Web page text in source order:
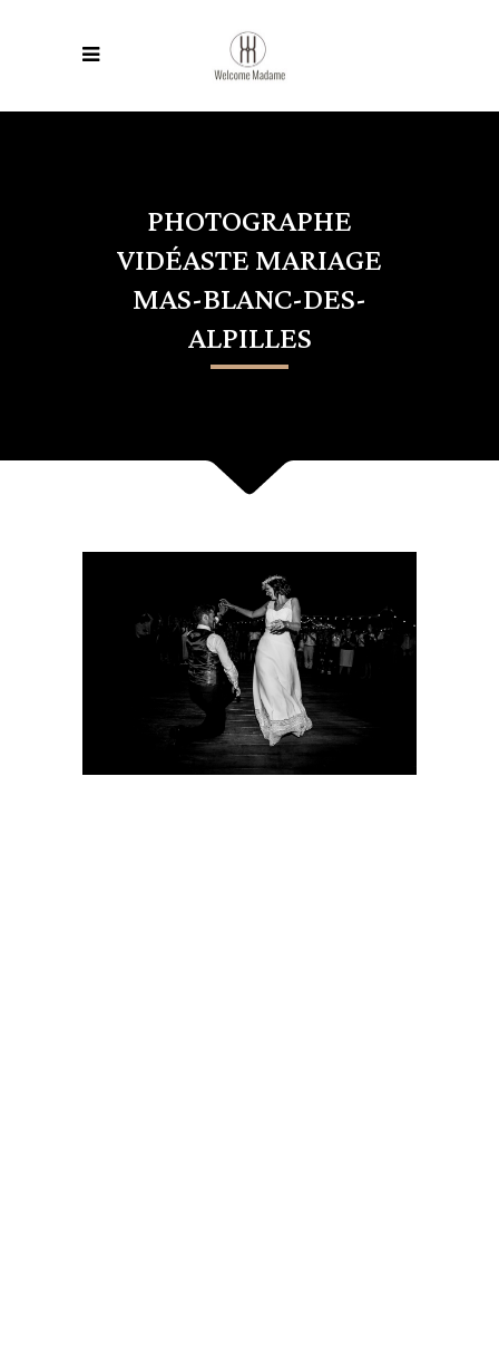
PHOTOGRAPHE
VIDÉASTE MARIAGE
MAS-BLANC-DES-
ALPILLES